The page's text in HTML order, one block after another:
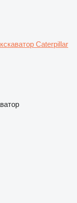
Caterpillar